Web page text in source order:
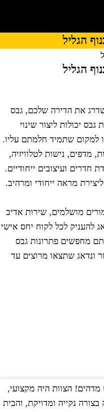
הגליל
הגליל
את הדירה שלכם, גבס
יכולות ליצור שינוי
למקום שתמיד חלמתם עליו.
נישות לטלוויזיה,
ועיצובים ייחודיים.
מראה ייחודי ומרהיב.
מושלמים, שירות אדיב
להעניק לכל לקוח יחס אישי
מחפשים פתרונות גבס
ונדאג שתצאו מרוצים עד
הצוות היה מקצועי,
נקייה ומדויקת, והבית